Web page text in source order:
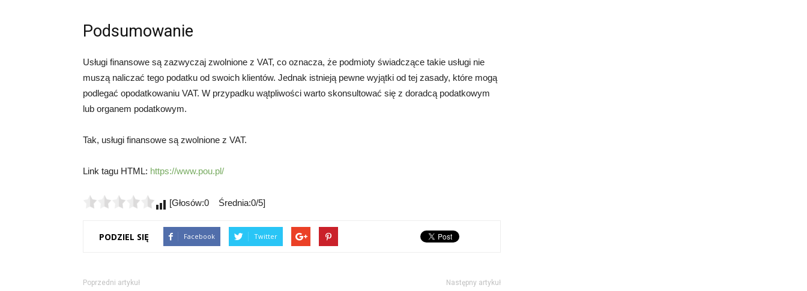
Podsumowanie
Usługi finansowe są zazwyczaj zwolnione z VAT, co oznacza, że podmioty świadczące takie usługi nie
muszą naliczać tego podatku od swoich klientów. Jednak istnieją pewne wyjątki od tej zasady, które mogą
podlegać opodatkowaniu VAT. W przypadku wątpliwości warto skonsultować się z doradcą podatkowym
lub organem podatkowym.
Tak, usługi finansowe są zwolnione z VAT.
Link tagu HTML: https://www.pou.pl/
[Głosów:0 Średnia:0/5]
PODZIEL SIĘ Facebook Twitter
Poprzedni artykuł Następny artykuł